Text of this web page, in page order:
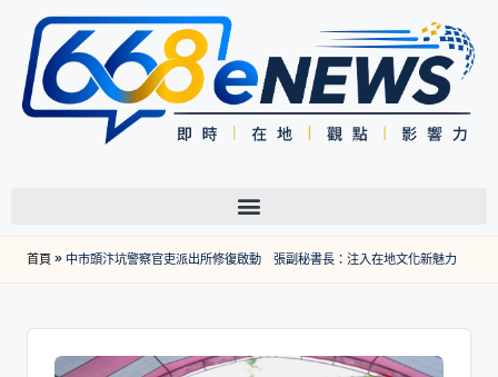
首頁» 中市頭汴坑警察官吏派出所修復啟動 張副秘書長：注入在地文化新魅力